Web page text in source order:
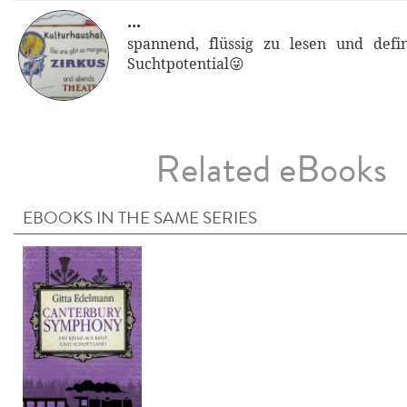
...
spannend, flüssig zu lesen und
Suchtpotential😜
Related eBooks
EBOOKS IN THE SAME SERIES